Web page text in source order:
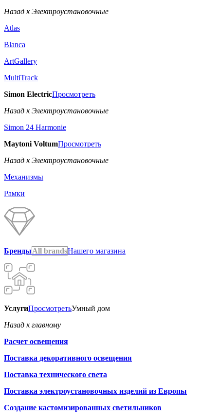
Назад к Электроустановочные
Atlas
Blanca
ArtGallery
MultiTrack
Simon ElectricПросмотреть
Назад к Электроустановочные
Simon 24 Harmonie
Maytoni VoltumПросмотреть
Назад к Электроустановочные
Механизмы
Рамки
БрендыAll brandsНашего магазина
УслугиПросмотретьУмный дом
Назад к главному
Расчет освещения
Поставка декоративного освещения
Поставка технического света
Поставка электроустановочных изделий из Европы
Создание кастомизированных светильников